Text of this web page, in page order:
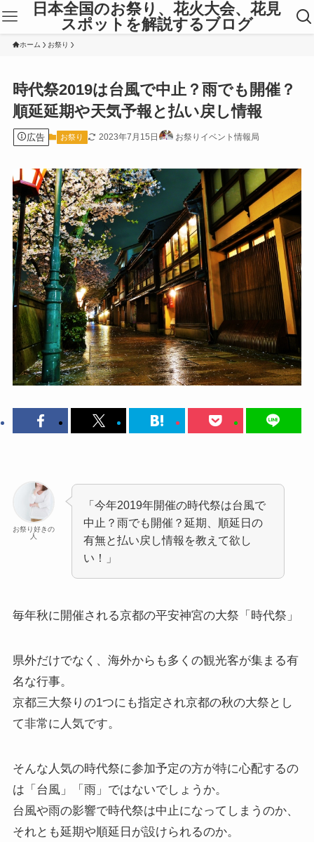
日本全国のお祭り、花火大会、花見
スポットを解説するブログ
ホーム お祭り
時代祭2019は台風で中止？雨でも開催？
順延延期や天気予報と払い戻し情報
広告 お祭り 2023年7月15日 お祭りイベント情報局
お祭り好きの
人
「今年2019年開催の時代祭は台風で
中止？雨でも開催？延期、順延日の
有無と払い戻し情報を教えて欲し
い！」
毎年秋に開催される京都の平安神宮の大祭 「時代祭」
県外だけでなく、海外からも多くの観光客が集まる有
名な行事。
京都三大祭りの1つにも指定され京都の秋の大祭とし
て非常に人気です。
そんな人気の時代祭に参加予定の方が特に心配するの
は「台風」「雨」ではないでしょうか。
台風や雨の影響で時代祭は中止になってしまうのか、
それとも延期や順延日が設けられるのか。